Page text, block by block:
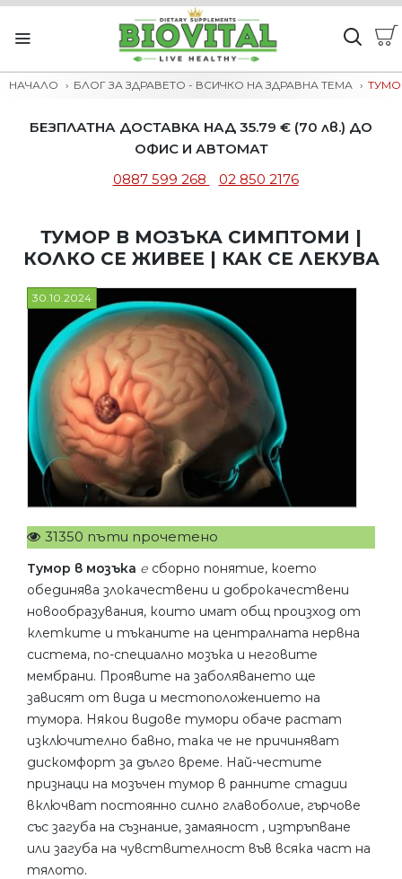
НАЧАЛО БЛОГ ЗА ЗДРАВЕТО - ВСИЧКО НА ЗДРАВНА ТЕМА
БЕЗПЛАТНА ДОСТАВКА НАД 35.79 € (70 лв.) ДО
ОФИС И АВТОМАТ
0887 599 268
02 850 2176
ТУМОР В МОЗЪКА СИМПТОМИ |
КОЛКО СЕ ЖИВЕЕ | КАК СЕ ЛЕКУВА
30.10.2024
31350 пъти прочетено
Тумор в мозъка е сборно понятие, което
обединява злокачествени и доброкачествени
новообразувания, които имат общ произход от
клетките и тъканите на централната нервна
система, по-специално мозъка и неговите
мембрани. Проявите на заболяването ще
зависят от вида и местоположението на
тумора. Някои видове тумори обаче растат
изключително бавно, така че не причиняват
дискомфорт за дълго време. Най-честите
признаци на мозъчен тумор в ранните стадии
включват постоянно силно главоболие, гърчове
със загуба на съзнание, замаяност , изтръпване
или загуба на чувствителност във всяка част на
тялото.